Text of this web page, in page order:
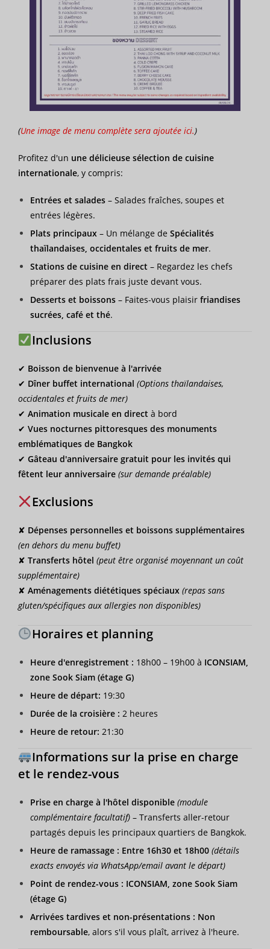
(Une image de menu complète sera ajoutée ici.)
Profitez d'un une délicieuse sélection de cuisine
internationale, y compris:
Entrées et salades – Salades fraîches, soupes et
entrées légères.
Plats principaux – Un mélange de Spécialités
thaïlandaises, occidentales et fruits de mer.
Stations de cuisine en direct – Regardez les chefs
préparer des plats frais juste devant vous.
Desserts et boissons – Faites-vous plaisir friandises
sucrées, café et thé.
Inclusions
✔ Boisson de bienvenue à l'arrivée
✔ Dîner buffet international (Options thaïlandaises,
occidentales et fruits de mer)
✔ Animation musicale en direct à bord
✔ Vues nocturnes pittoresques des monuments
emblématiques de Bangkok
✔ Gâteau d'anniversaire gratuit pour les invités qui
fêtent leur anniversaire (sur demande préalable)
Exclusions
✘ Dépenses personnelles et boissons supplémentaires
(en dehors du menu buffet)
✘ Transferts hôtel (peut être organisé moyennant un coût
supplémentaire)
✘ Aménagements diététiques spéciaux (repas sans
gluten/spécifiques aux allergies non disponibles)
Horaires et planning
Heure d'enregistrement : 18h00 – 19h00 à ICONSIAM,
zone Sook Siam (étage G)
Heure de départ: 19:30
Durée de la croisière : 2 heures
Heure de retour: 21:30
Informations sur la prise en charge
et le rendez-vous
Prise en charge à l'hôtel disponible (module
complémentaire facultatif) – Transferts aller-retour
partagés depuis les principaux quartiers de Bangkok.
Heure de ramassage : Entre 16h30 et 18h00 (détails
exacts envoyés via WhatsApp/email avant le départ)
Point de rendez-vous : ICONSIAM, zone Sook Siam
(étage G)
Arrivées tardives et non-présentations : Non
remboursable, alors s'il vous plaît, arrivez à l'heure.